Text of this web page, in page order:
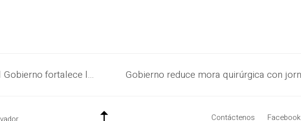
Con la captura de 23,404 pandilleros, el Gobierno fortalece la seguridad ciudadana en las comunidades más vulnerables
Contáctenos Facebook